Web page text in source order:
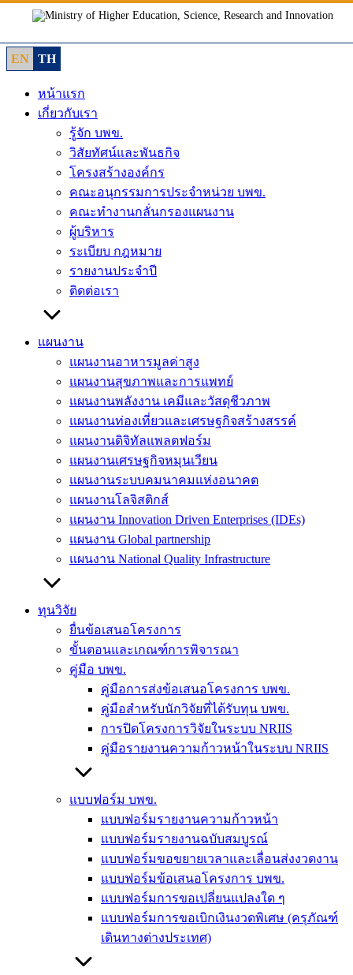
content
EN
TH
หน้าแรก
เกี่ยวกับเรา
รู้จัก บพข.
วิสัยทัศน์และพันธกิจ
โครงสร้างองค์กร
คณะอนุกรรมการประจำหน่วย บพข.
คณะทำงานกลั่นกรองแผนงาน
ผู้บริหาร
ระเบียบ กฎหมาย
รายงานประจำปี
ติดต่อเรา
แผนงาน
แผนงานอาหารมูลค่าสูง
แผนงานสุขภาพและการแพทย์
แผนงานพลังงาน เคมีและวัสดุชีวภาพ
แผนงานท่องเที่ยวและเศรษฐกิจสร้างสรรค์
แผนงานดิจิทัลแพลตฟอร์ม
แผนงานเศรษฐกิจหมุนเวียน
แผนงานระบบคมนาคมแห่งอนาคต
แผนงานโลจิสติกส์
แผนงาน Innovation Driven Enterprises (IDEs)
แผนงาน Global partnership
แผนงาน National Quality Infrastructure
ทุนวิจัย
ยื่นข้อเสนอโครงการ
ขั้นตอนและเกณฑ์การพิจารณา
คู่มือ บพข.
คู่มือการส่งข้อเสนอโครงการ บพข.
คู่มือสำหรับนักวิจัยที่ได้รับทุน บพข.
การปิดโครงการวิจัยในระบบ NRIIS
คู่มือรายงานความก้าวหน้าในระบบ NRIIS
แบบฟอร์ม บพข.
แบบฟอร์มรายงานความก้าวหน้า
แบบฟอร์มรายงานฉบับสมบูรณ์
แบบฟอร์มขอขยายเวลาและเลื่อนส่งงวดงาน
แบบฟอร์มข้อเสนอโครงการ บพข.
แบบฟอร์มการขอเปลี่ยนแปลงใด ๆ
แบบฟอร์มการขอเบิกเงินงวดพิเศษ (ครุภัณฑ์
เดินทางต่างประเทศ)